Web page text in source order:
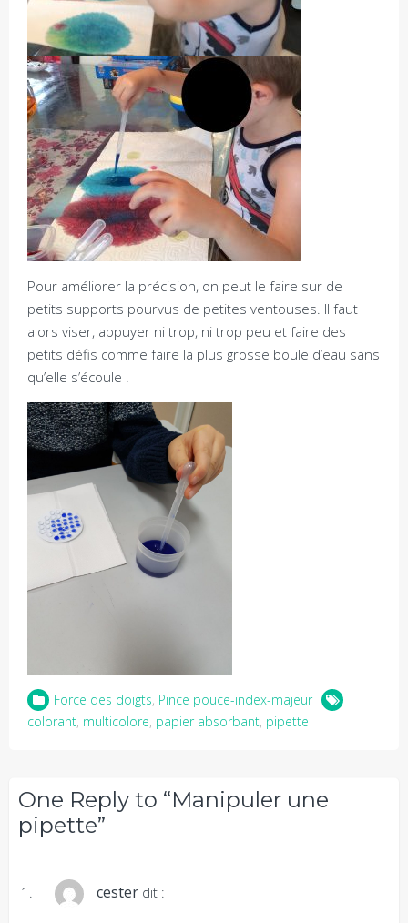
Pour améliorer la précision, on peut le faire sur de
petits supports pourvus de petites ventouses. Il faut
alors viser, appuyer ni trop, ni trop peu et faire des
petits défis comme faire la plus grosse boule d’eau sans
qu’elle s’écoule !
Force des doigts, Pince pouce-index-majeur
colorant, multicolore, papier absorbant, pipette
One Reply to “Manipuler une
pipette”
cester dit :